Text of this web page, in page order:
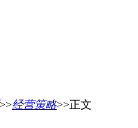
>>经营策略>>正文